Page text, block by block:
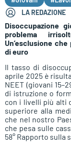
LA REDAZIONE
Disoccupazione
problema
Un’esclusione
di euro
Il tasso di
aprile 2025 è
NEET (giovani
di istruzione o
con i livelli più alti
superiore alla
che nel nostro
che pesa sulle
58° Rapporto sulla